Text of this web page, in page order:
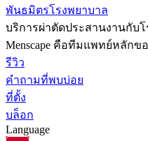
พันธมิตรโรงพยาบาล
บริการผ่าตัดประสานงานกับ
Menscape คือทีมแพทย์หลักข
รีวิว
คำถามที่พบบ่อย
ที่ตั้ง
บล็อก
Language